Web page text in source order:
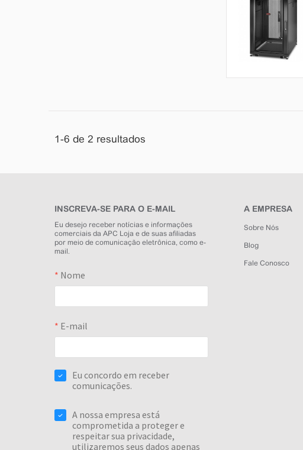
1-6 de 2 resultados
INSCREVA-SE PARA O E-MAIL
Eu desejo receber notícias e informações
comerciais da APC Loja e de suas afiliadas
por meio de comunicação eletrônica, como e-
mail.
A EMPRESA
Sobre Nós
Blog
Fale Conosco